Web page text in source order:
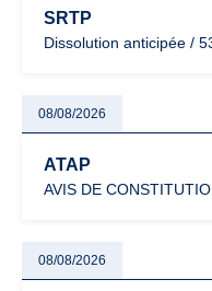
SRTP
Dissolution anticipée /
08/08/2026
ATAP
AVIS DE
08/08/2026